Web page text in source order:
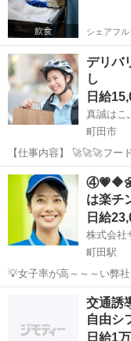
シェアフル
デリバ
し
日給
真誠はこ
町田市
【仕事内容】 🚀🚀🚀フードデリバリー配達員🚀🚀🚀 バイク・車（黒ナ
ンバー必須）を使って配達いただきます。
東京 町田市 配送
は楽チ
日給
株式会社
町田駅
💡女子率が高～～～い弊社😄 ✨✨なぜならそれだけ楽なお仕事
(^^♪ 💛💛女子でも楽勝で出来ちゃうお仕事💛💛 実働６時間の仕事って
こんな
町田
交通誘
自由シ
日給1